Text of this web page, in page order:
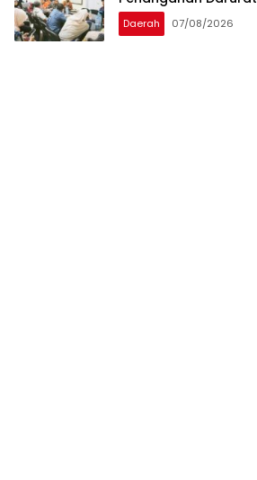
Daerah 07/08/2026